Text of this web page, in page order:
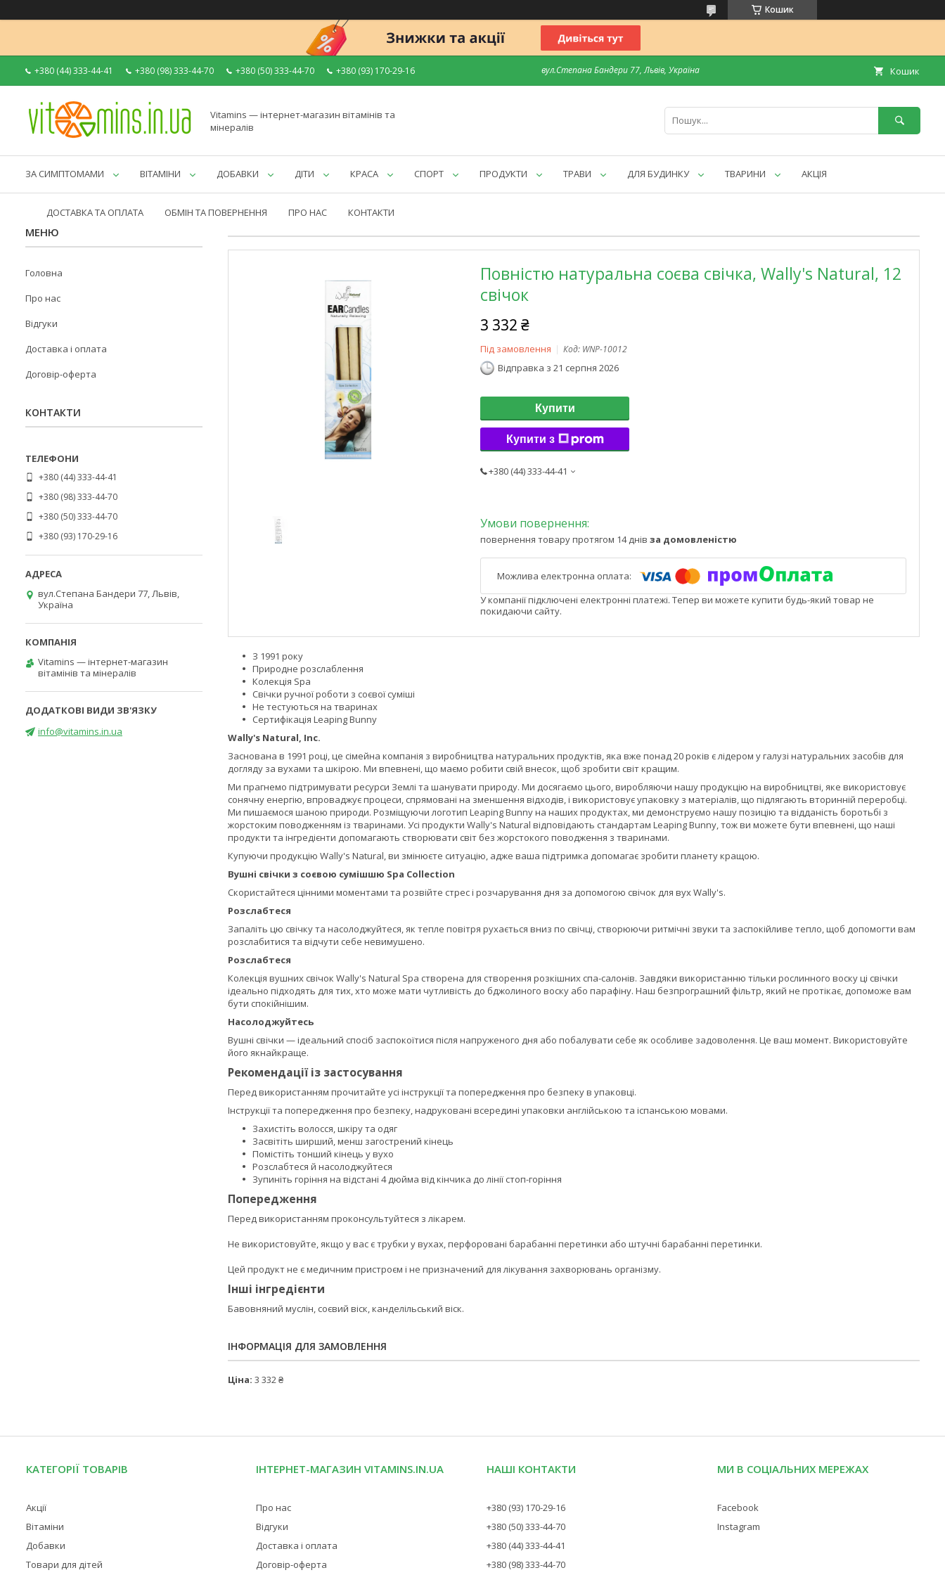
Кошик
+380 (44) 333-44-41 +380 (98) 333-44-70 +380 (50) 333-44-70 +380 (93) 170-29-16 вул.Степана Бандери 77, Львів, Україна Кошик
Vitamins — інтернет-магазин вітамінів та
мінералів
ЗА СИМПТОМАМИ ВІТАМІНИ ДОБАВКИ ДІТИ КРАСА СПОРТ ПРОДУКТИ ТРАВИ ДЛЯ БУДИНКУ ТВАРИНИ АКЦІЯ
ДОСТАВКА ТА ОПЛАТА ОБМІН ТА ПОВЕРНЕННЯ ПРО НАС КОНТАКТИ
Повністю натуральна соєва свічка, Wally's Natural, 12
свічок
3 332 ₴
Під замовлення Код: WNP-10012
Відправка з 21 серпня 2026
Купити
Купити з
+380 (44) 333-44-41
повернення товару протягом 14 днів за домовленістю
У компанії підключені електронні платежі. Тепер ви можете купити будь-який товар не
покидаючи сайту.
З 1991 року
Природне розслаблення
Колекція Spa
Свічки ручної роботи з соєвої суміші
Не тестуються на тваринах
Сертифікація Leaping Bunny
Wally's Natural, Inc.
Заснована в 1991 році, це сімейна компанія з виробництва натуральних продуктів, яка вже понад 20 років є лідером у галузі натуральних засобів для
догляду за вухами та шкірою. Ми впевнені, що маємо робити свій внесок, щоб зробити світ кращим.
Ми прагнемо підтримувати ресурси Землі та шанувати природу. Ми досягаємо цього, виробляючи нашу продукцію на виробництві, яке використовує
сонячну енергію, впроваджує процеси, спрямовані на зменшення відходів, і використовує упаковку з матеріалів, що підлягають вторинній переробці.
Ми пишаємося шаною природи. Розміщуючи логотип Leaping Bunny на наших продуктах, ми демонструємо нашу позицію та відданість боротьбі з
жорстоким поводженням із тваринами. Усі продукти Wally's Natural відповідають стандартам Leaping Bunny, тож ви можете бути впевнені, що наші
продукти та інгредієнти допомагають створювати світ без жорстокого поводження з тваринами.
Купуючи продукцію Wally's Natural, ви змінюєте ситуацію, адже ваша підтримка допомагає зробити планету кращою.
Вушні свічки з соєвою сумішшю Spa Collection
Скористайтеся цінними моментами та розвійте стрес і розчарування дня за допомогою свічок для вух Wally's.
Розслабтеся
Запаліть цю свічку та насолоджуйтеся, як тепле повітря рухається вниз по свічці, створюючи ритмічні звуки та заспокійливе тепло, щоб допомогти вам
розслабитися та відчути себе невимушено.
Розслабтеся
Колекція вушних свічок Wally's Natural Spa створена для створення розкішних спа-салонів. Завдяки використанню тільки рослинного воску ці свічки
ідеально підходять для тих, хто може мати чутливість до бджолиного воску або парафіну. Наш безпрограшний фільтр, який не протікає, допоможе вам
бути спокійнішим.
Насолоджуйтесь
Вушні свічки — ідеальний спосіб заспокоїтися після напруженого дня або побалувати себе як особливе задоволення. Це ваш момент. Використовуйте
його якнайкраще.
Рекомендації із застосування
Перед використанням прочитайте усі інструкції та попередження про безпеку в упаковці.
Інструкції та попередження про безпеку, надруковані всередині упаковки англійською та іспанською мовами.
Захистіть волосся, шкіру та одяг
Засвітіть ширший, менш загострений кінець
Помістіть тонший кінець у вухо
Розслабтеся й насолоджуйтеся
Зупиніть горіння на відстані 4 дюйма від кінчика до лінії стоп-горіння
Попередження
Перед використанням проконсультуйтеся з лікарем.
Не використовуйте, якщо у вас є трубки у вухах, перфоровані барабанні перетинки або штучні барабанні перетинки.
Цей продукт не є медичним пристроєм і не призначений для лікування захворювань організму.
Інші інгредієнти
Бавовняний муслін, соєвий віск, канделільський віск.
ІНФОРМАЦІЯ ДЛЯ ЗАМОВЛЕННЯ
Ціна: 3 332 ₴
Головна
Про нас
Відгуки
Доставка і оплата
Договір-оферта
КОНТАКТИ
+380 (44) 333-44-41
+380 (98) 333-44-70
+380 (50) 333-44-70
+380 (93) 170-29-16
вул.Степана Бандери 77, Львів,
Україна
Vitamins — інтернет-магазин
вітамінів та мінералів
info@vitamins.in.ua
КАТЕГОРІЇ ТОВАРІВ
Акції
Вітаміни
Добавки
Товари для дітей
ІНТЕРНЕТ-МАГАЗИН VITAMINS.IN.UA
Про нас
Відгуки
Доставка і оплата
Договір-оферта
НАШІ КОНТАКТИ
+380 (93) 170-29-16
+380 (50) 333-44-70
+380 (44) 333-44-41
+380 (98) 333-44-70
МИ В СОЦІАЛЬНИХ МЕРЕЖАХ
Facebook
Instagram